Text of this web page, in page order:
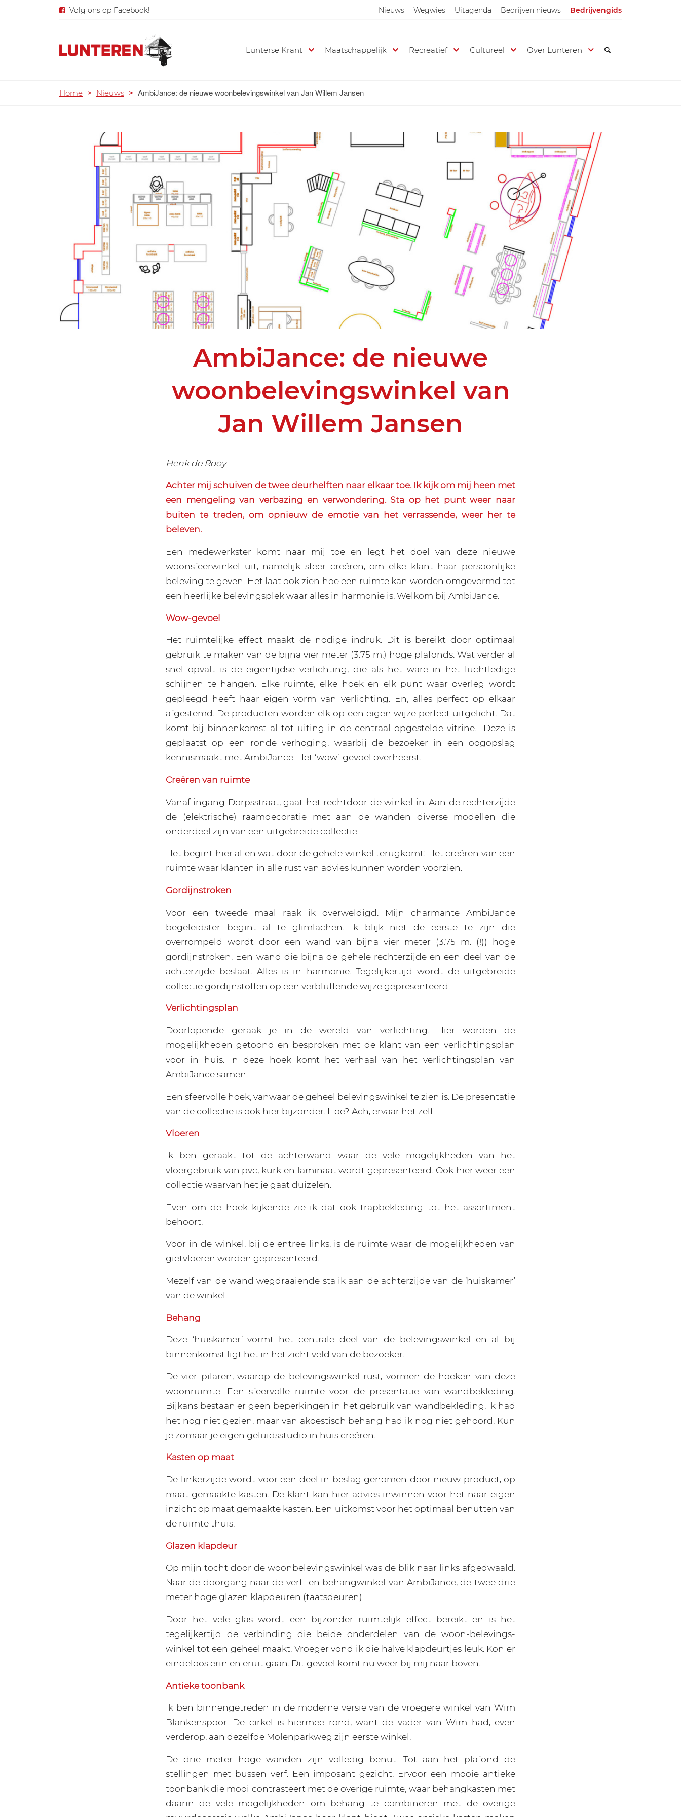
Nieuws Wegwies Uitagenda Bedrijven nieuws Bedrijvengids
Volg ons op Facebook!
Lunterse Krant Maatschappelijk Recreatief Cultureel Over Lunteren
Home > Nieuws > AmbiJance: de nieuwe woonbelevingswinkel van Jan Willem Jansen
AmbiJance: de nieuwe
woonbelevingswinkel van
Jan Willem Jansen
Henk de Rooy
Achter mij schuiven de twee deurhelften naar elkaar toe. Ik kijk om mij heen met
een mengeling van verbazing en verwondering. Sta op het punt weer naar
buiten te treden, om opnieuw de emotie van het verrassende, weer her te
beleven.
Een medewerkster komt naar mij toe en legt het doel van deze nieuwe
woonsfeerwinkel uit, namelijk sfeer creëren, om elke klant haar persoonlijke
beleving te geven. Het laat ook zien hoe een ruimte kan worden omgevormd tot
een heerlijke belevingsplek waar alles in harmonie is. Welkom bij AmbiJance.
Wow-gevoel
Het ruimtelijke effect maakt de nodige indruk. Dit is bereikt door optimaal
gebruik te maken van de bijna vier meter (3.75 m.) hoge plafonds. Wat verder al
snel opvalt is de eigentijdse verlichting, die als het ware in het luchtledige
schijnen te hangen. Elke ruimte, elke hoek en elk punt waar overleg wordt
gepleegd heeft haar eigen vorm van verlichting. En, alles perfect op elkaar
afgestemd. De producten worden elk op een eigen wijze perfect uitgelicht. Dat
komt bij binnenkomst al tot uiting in de centraal opgestelde vitrine. Deze is
geplaatst op een ronde verhoging, waarbij de bezoeker in een oogopslag
kennismaakt met AmbiJance. Het ‘wow’-gevoel overheerst.
Creëren van ruimte
Vanaf ingang Dorpsstraat, gaat het rechtdoor de winkel in. Aan de rechterzijde
de (elektrische) raamdecoratie met aan de wanden diverse modellen die
onderdeel zijn van een uitgebreide collectie.
Het begint hier al en wat door de gehele winkel terugkomt: Het creëren van een
ruimte waar klanten in alle rust van advies kunnen worden voorzien.
Gordijnstroken
Voor een tweede maal raak ik overweldigd. Mijn charmante AmbiJance
begeleidster begint al te glimlachen. Ik blijk niet de eerste te zijn die
overrompeld wordt door een wand van bijna vier meter (3.75 m. (!)) hoge
gordijnstroken. Een wand die bijna de gehele rechterzijde en een deel van de
achterzijde beslaat. Alles is in harmonie. Tegelijkertijd wordt de uitgebreide
collectie gordijnstoffen op een verbluffende wijze gepresenteerd.
Verlichtingsplan
Doorlopende geraak je in de wereld van verlichting. Hier worden de
mogelijkheden getoond en besproken met de klant van een verlichtingsplan
voor in huis. In deze hoek komt het verhaal van het verlichtingsplan van
AmbiJance samen.
Een sfeervolle hoek, vanwaar de geheel belevingswinkel te zien is. De presentatie
van de collectie is ook hier bijzonder. Hoe? Ach, ervaar het zelf.
Vloeren
Ik ben geraakt tot de achterwand waar de vele mogelijkheden van het
vloergebruik van pvc, kurk en laminaat wordt gepresenteerd. Ook hier weer een
collectie waarvan het je gaat duizelen.
Even om de hoek kijkende zie ik dat ook trapbekleding tot het assortiment
behoort.
Voor in de winkel, bij de entree links, is de ruimte waar de mogelijkheden van
gietvloeren worden gepresenteerd.
Mezelf van de wand wegdraaiende sta ik aan de achterzijde van de ‘huiskamer’
van de winkel.
Behang
Deze ‘huiskamer’ vormt het centrale deel van de belevingswinkel en al bij
binnenkomst ligt het in het zicht veld van de bezoeker.
De vier pilaren, waarop de belevingswinkel rust, vormen de hoeken van deze
woonruimte. Een sfeervolle ruimte voor de presentatie van wandbekleding.
Bijkans bestaan er geen beperkingen in het gebruik van wandbekleding. Ik had
het nog niet gezien, maar van akoestisch behang had ik nog niet gehoord. Kun
je zomaar je eigen geluidsstudio in huis creëren.
Kasten op maat
De linkerzijde wordt voor een deel in beslag genomen door nieuw product, op
maat gemaakte kasten. De klant kan hier advies inwinnen voor het naar eigen
inzicht op maat gemaakte kasten. Een uitkomst voor het optimaal benutten van
de ruimte thuis.
Glazen klapdeur
Op mijn tocht door de woonbelevingswinkel was de blik naar links afgedwaald.
Naar de doorgang naar de verf- en behangwinkel van AmbiJance, de twee drie
meter hoge glazen klapdeuren (taatsdeuren).
Door het vele glas wordt een bijzonder ruimtelijk effect bereikt en is het
tegelijkertijd de verbinding die beide onderdelen van de woon-belevings-
winkel tot een geheel maakt. Vroeger vond ik die halve klapdeurtjes leuk. Kon er
eindeloos erin en eruit gaan. Dit gevoel komt nu weer bij mij naar boven.
Antieke toonbank
Ik ben binnengetreden in de moderne versie van de vroegere winkel van Wim
Blankenspoor. De cirkel is hiermee rond, want de vader van Wim had, even
verderop, aan dezelfde Molenparkweg zijn eerste winkel.
De drie meter hoge wanden zijn volledig benut. Tot aan het plafond de
stellingen met bussen verf. Een imposant gezicht. Ervoor een mooie antieke
toonbank die mooi contrasteert met de overige ruimte, waar behangkasten met
daarin de vele mogelijkheden om behang te combineren met de overige